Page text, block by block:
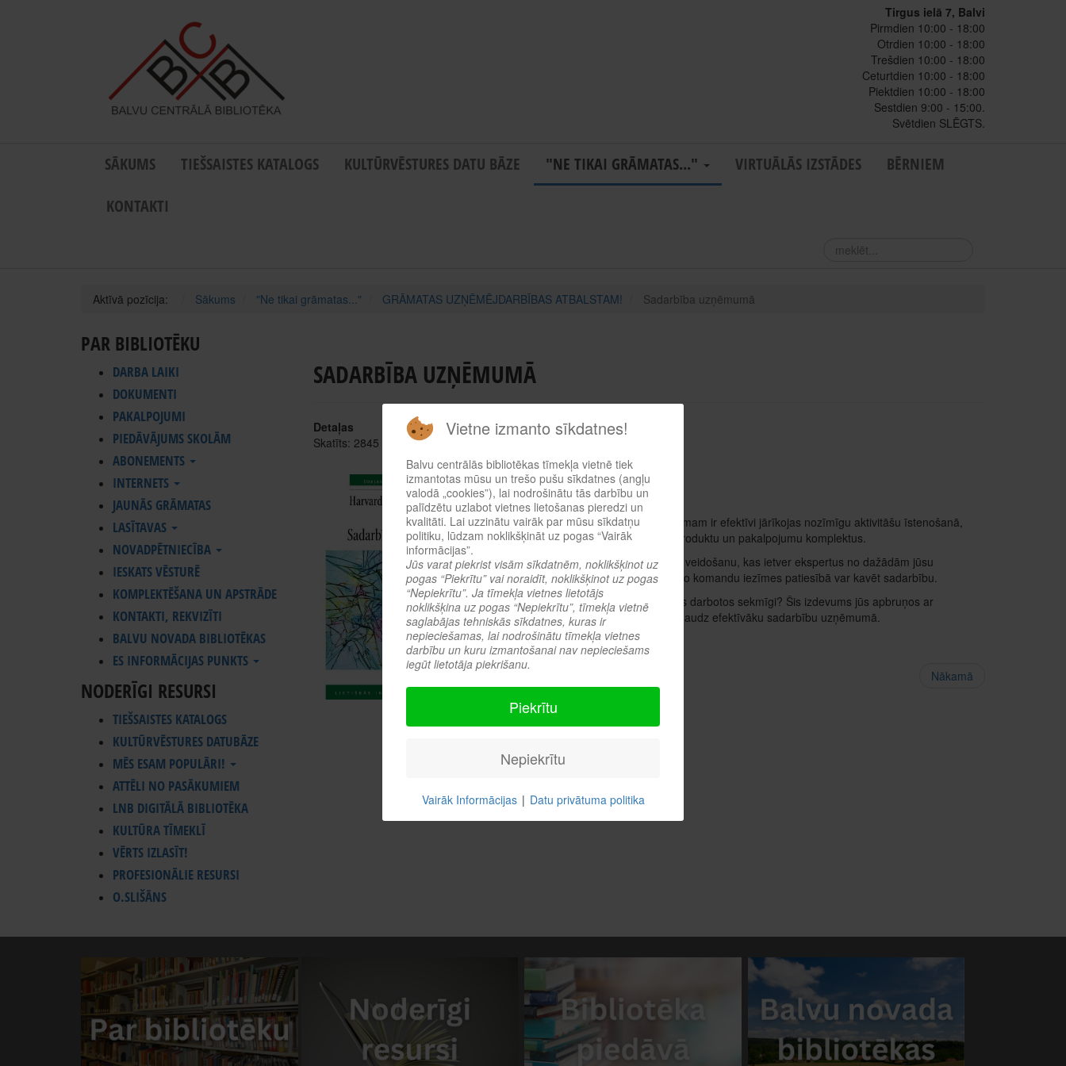
Tirgus ielā 7, Balvi
Pirmdien 10:00 - 18:00
Otrdien 10:00 - 18:00
Trešdien 10:00 - 18:00
Ceturtdien 10:00 - 18:00
Piektdien 10:00 - 18:00
Sestdien 9:00 - 15:00.
Svētdien SLĒGTS.
SĀKUMS TIEŠSAISTES KATALOGS KULTŪRVĒSTURES DATU BĀZE "NE TIKAI GRĀMATAS..." VIRTUĀLĀS IZSTĀDES
BĒRNIEM
KONTAKTI
meklēt...
Aktīvā pozīcija: Sākums "Ne tikai grāmatas..." GRĀMATAS UZŅĒMĒJDARBĪBAS ATBALSTAM! Sadarbība uzņēmumā
PAR BIBLIOTĒKU
DARBA LAIKI
DOKUMENTI
PAKALPOJUMI
PIEDĀVĀJUMS SKOLĀM
ABONEMENTS
INTERNETS
JAUNĀS GRĀMATAS
LASĪTAVAS
NOVADPĒTNIECĪBA
IESKATS VĒSTURĒ
KOMPLEKTĒŠANA UN APSTRĀDE
KONTAKTI, REKVIZĪTI
BALVU NOVADA BIBLIOTĒKAS
ES INFORMĀCIJAS PUNKTS
NODERĪGI RESURSI
TIEŠSAISTES KATALOGS
KULTŪRVĒSTURES DATUBĀZE
MĒS ESAM POPULĀRI!
ATTĒLI NO PASĀKUMIEM
LNB DIGITĀLĀ BIBLIOTĒKA
KULTŪRA TĪMEKLĪ
VĒRTS IZLASĪT!
PROFESIONĀLIE RESURSI
O.SLIŠĀNS
SADARBĪBA UZŅĒMUMĀ
Detaļas
Skatīts: 2845
Autors: Autoru kolektīvs
Harvard Business Review on
Lai uzvarētu konkurencē, jūsu uzņēmumam ir efektīvi jārīkojas nozīmīgu aktivitāšu īstenošanā,
tostarp radot un pārdodot sarežģītus produktu un pakalpojumu komplektus.
Tas prasa lielu, daudzpusīgu komandu veidošanu, kas ietver ekspertus no dažādām jūsu
organizācijas daļām. Tomēr noteiktas šo komandu iezīmes patiesībā var kavēt sadarbību.
Kā radīt vidi, lai starpfunkciju komandas darbotos sekmīgi? Šis izdevums jūs apbruņos ar
pārbaudītām tehnikām, kas ļaus radīt daudz efektīvāku sadarbību uzņēmumā.
Apskatīt tiešsaistes katalogā
Nākamā
Vietne izmanto sīkdatnes!
Balvu centrālās bibliotēkas tīmekļa vietnē tiek
izmantotas mūsu un trešo pušu sīkdatnes (angļu
valodā „cookies”), lai nodrošinātu tās darbību un
palīdzētu uzlabot vietnes lietošanas pieredzi un
kvalitāti. Lai uzzinātu vairāk par mūsu sīkdatņu
politiku, lūdzam noklikšķināt uz pogas “Vairāk
informācijas”.
Jūs varat piekrist visām sīkdatnēm, noklikšķinot uz
pogas “Piekrītu” vai noraidīt, noklikšķinot uz pogas
“Nepiekrītu”. Ja tīmekļa vietnes lietotājs
noklikšķina uz pogas “Nepiekrītu”, tīmekļa vietnē
saglabājas tehniskās sīkdatnes, kuras ir
nepieciešamas, lai nodrošinātu tīmekļa vietnes
darbību un kuru izmantošanai nav nepieciešams
iegūt lietotāja piekrišanu.
Piekrītu
Nepiekrītu
Vairāk Informācijas | Datu privātuma politika